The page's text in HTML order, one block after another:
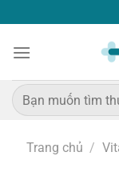
qua
nội
Tìm
kiếm:
Trang chủ /